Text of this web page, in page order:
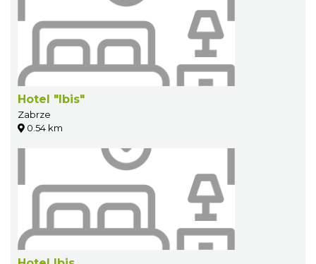
Hotel "Ibis"
Zabrze
0.54 km